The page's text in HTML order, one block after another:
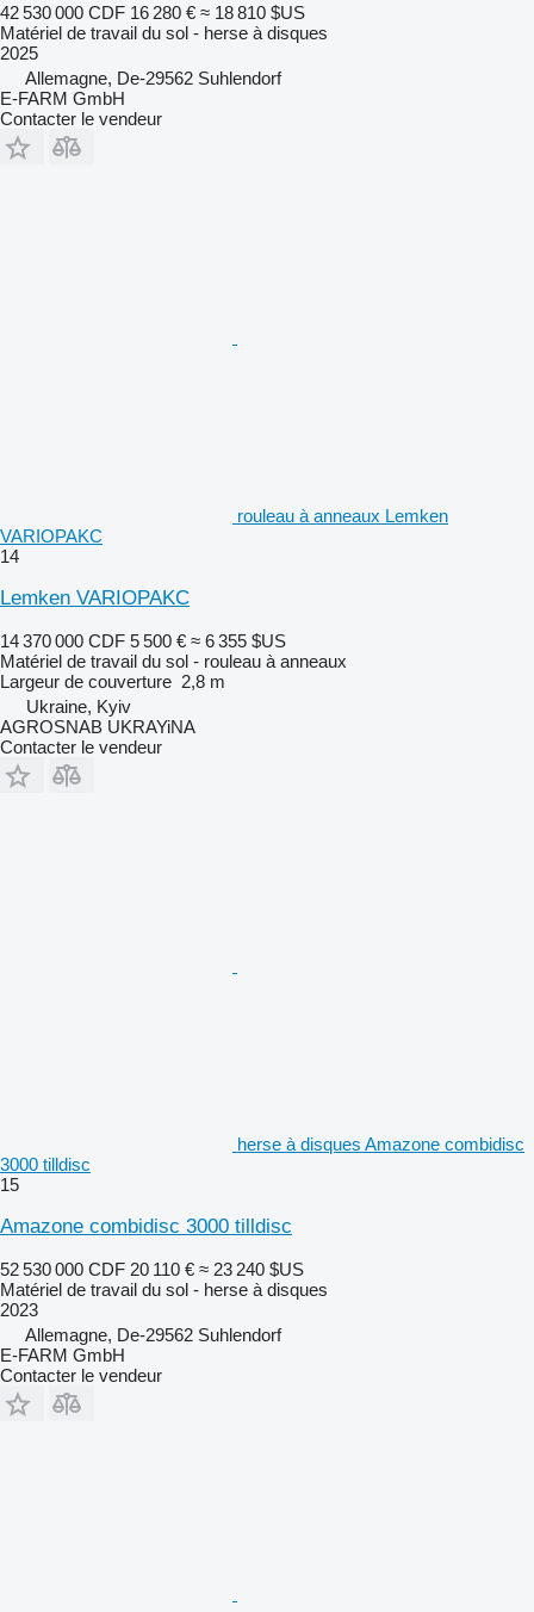
42 530 000 CDF 16 280 € ≈ 18 810 $US
Matériel de travail du sol - herse à disques
2025
Allemagne, De-29562 Suhlendorf
E-FARM GmbH
Contacter le vendeur
rouleau à anneaux Lemken
VARIOPAKC
14
Lemken VARIOPAKC
14 370 000 CDF 5 500 € ≈ 6 355 $US
Matériel de travail du sol - rouleau à anneaux
Largeur de couverture 2,8 m
Ukraine, Kyiv
AGROSNAB UKRAYiNA
Contacter le vendeur
herse à disques Amazone combidisc
3000 tilldisc
15
Amazone combidisc 3000 tilldisc
52 530 000 CDF 20 110 € ≈ 23 240 $US
Matériel de travail du sol - herse à disques
2023
Allemagne, De-29562 Suhlendorf
E-FARM GmbH
Contacter le vendeur